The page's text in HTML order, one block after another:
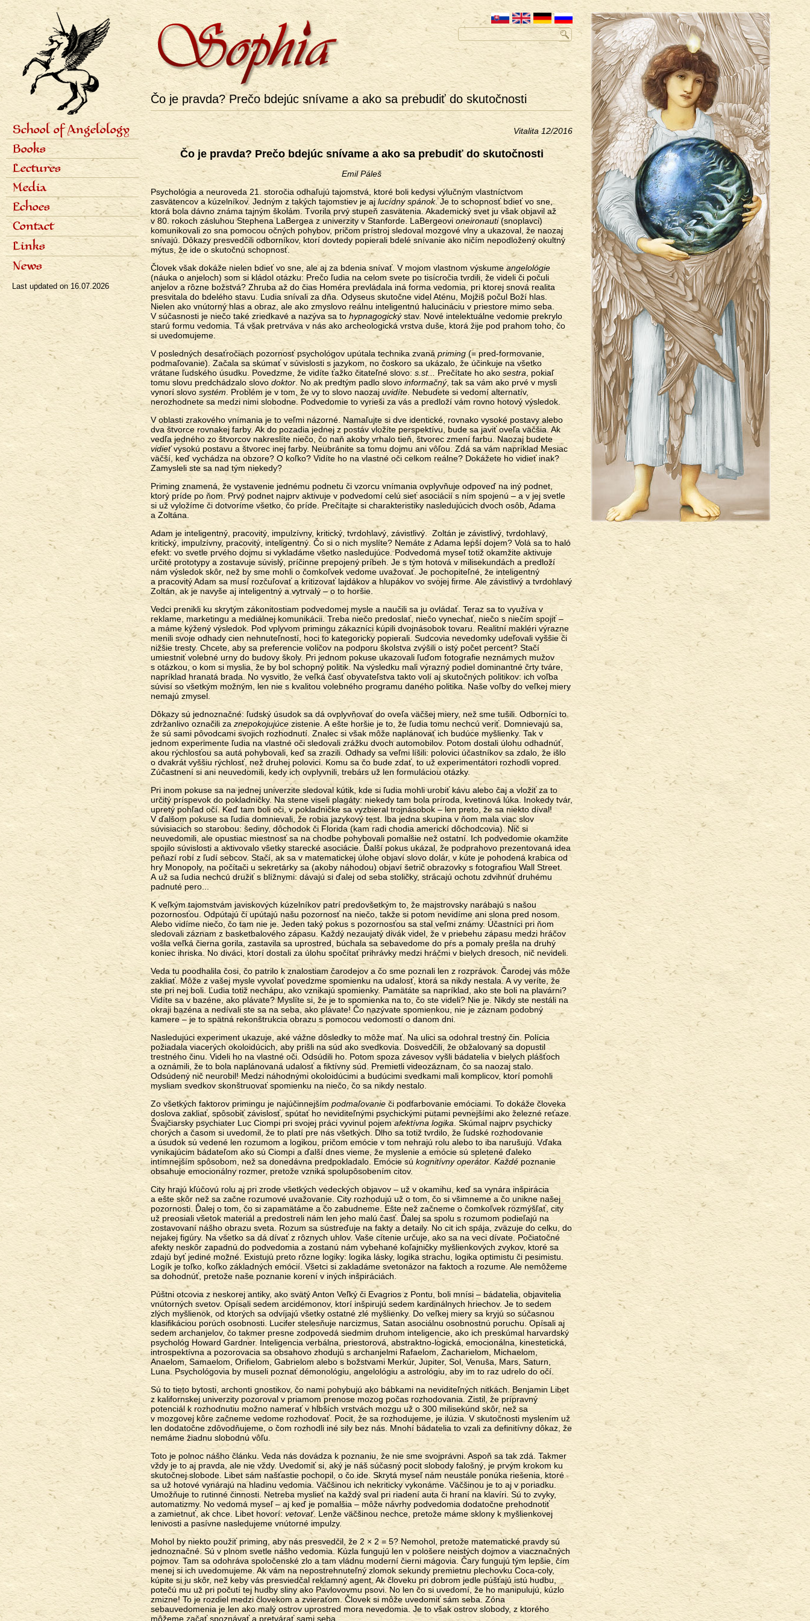
Čo je pravda? Prečo bdejúc snívame a ako sa prebudiť do skutočnosti
Vitalita 12/2016
Čo je pravda? Prečo bdejúc snívame a ako sa prebudiť do skutočnosti
Emil Páleš
Psychológia a neuroveda 21. storočia odhaľujú tajomstvá, ktoré boli kedysi výlučným vlastníctvom
zasvätencov a kúzelníkov. Jedným z takých tajomstiev je aj lucídny spánok. Je to schopnosť bdieť vo sne,
ktorá bola dávno známa tajným školám. Tvorila prvý stupeň zasvätenia. Akademický svet ju však objavil až
v 80. rokoch zásluhou Stephena LaBergea z univerzity v Stanforde. LaBergeovioneironauti(snoplavci)
komunikovali zo sna pomocou očných pohybov, pričom prístroj sledoval mozgové vlny a ukazoval, že naozaj
snívajú. Dôkazy presvedčili odborníkov, ktorí dovtedy popierali bdelé snívanie ako ničím nepodložený okultný
mýtus, že ide o skutočnú schopnosť.
Človek však dokáže nielen bdieť vo sne, ale aj za bdenia snívať. V mojom vlastnom výskume angelológie
(náuka o anjeloch) som si kládol otázku: Prečo ľudia na celom svete po tisícročia tvrdili, že videli či počuli
anjelov a rôzne božstvá? Zhruba až do čias Homéra prevládala iná forma vedomia, pri ktorej snová realita
presvitala do bdelého stavu. Ľudia snívali za dňa. Odyseus skutočne videl Aténu, Mojžiš počul Boží hlas.
Nielen ako vnútorný hlas a obraz, ale ako zmyslovo reálnu inteligentnú halucináciu v priestore mimo seba.
V súčasnosti je niečo také zriedkavé a nazýva sa to hypnagogickýstav. Nové intelektuálne vedomie prekrylo
starú formu vedomia. Tá však pretrváva v nás ako archeologická vrstva duše, ktorá žije pod prahom toho, čo
si uvedomujeme.
V posledných desaťročiach pozornosť psychológov upútala technika zvaná priming(= pred-formovanie,
podmaľovanie). Začala sa skúmať v súvislosti s jazykom, no čoskoro sa ukázalo, že účinkuje na všetko
vrátane ľudského úsudku. Povedzme, že vidíte ťažko čitateľné slovo: s.st... Prečítate ho ako sestra , pokiaľ
tomu slovu predchádzalo slovo doktor . No ak predtým padlo slovo informačný, tak sa vám ako prvé v mysli
vynorí slovosystém . Problém je v tom, že vy to slovo naozaj uvidíte . Nebudete si vedomí alternatív,
nerozhodnete sa medzi nimi slobodne. Podvedomie to vyrieši za vás a predloží vám rovno hotový výsledok.
V oblasti zrakového vnímania je to veľmi názorné. Namaľujte si dve identické, rovnako vysoké postavy alebo
dva štvorce rovnakej farby. Ak do pozadia jednej z postáv vložíte perspektívu, bude sa javiť oveľa väčšia. Ak
vedľa jedného zo štvorcov nakreslíte niečo, čo naň akoby vrhalo tieň, štvorec zmení farbu. Naozaj budete
vidieťvysokú postavu a štvorec inej farby. Neubránite sa tomu dojmu ani vôľou. Zdá sa vám napríklad Mesiac
väčší, keď vychádza na obzore? O koľko? Vidíte ho na vlastné oči celkom reálne? Dokážete ho vidieť inak?
Zamysleli ste sa nad tým niekedy?
Priming znamená, že vystavenie jednému podnetu či vzorcu vnímania ovplyvňuje odpoveď na iný podnet,
ktorý príde po ňom. Prvý podnet najprv aktivuje v podvedomí celú sieť asociácií s ním spojenú – a v jej svetle
si už vyložíme či dotvoríme všetko, čo príde. Prečítajte si charakteristiky nasledujúcich dvoch osôb, Adama
a Zoltána.
Adam je inteligentný, pracovitý, impulzívny, kritický, tvrdohlavý, závistlivý. Zoltán je závistlivý, tvrdohlavý,
kritický, impulzívny, pracovitý, inteligentný. Čo si o nich myslíte? Nemáte z Adama lepší dojem? Volá sa to haló
efekt: vo svetle prvého dojmu si vykladáme všetko nasledujúce. Podvedomá myseľ totiž okamžite aktivuje
určité prototypy a zostavuje súvislý, príčinne prepojený príbeh. Je s tým hotová v milisekundách a predloží
nám výsledok skôr, než by sme mohli o čomkoľvek vedome uvažovať. Je pochopiteľné, že inteligentný
a pracovitý Adam sa musí rozčuľovať a kritizovať lajdákov a hlupákov vo svojej firme. Ale závistlivý a tvrdohlavý
Zoltán, ak je navyše aj inteligentný a vytrvalý – o to horšie.
Vedci prenikli ku skrytým zákonitostiam podvedomej mysle a naučili sa ju ovládať. Teraz sa to využíva v
reklame, marketingu a mediálnej komunikácii. Treba niečo predoslať, niečo vynechať, niečo s niečím spojiť –
a máme kýžený výsledok. Pod vplyvom primingu zákazníci kúpili dvojnásobok tovaru. Realitní makléri výrazne
menili svoje odhady cien nehnuteľností, hoci to kategoricky popierali. Sudcovia nevedomky udeľovali vyššie či
nižšie tresty. Chcete, aby sa preferencie voličov na podporu školstva zvýšili o istý počet percent? Stačí
umiestniť volebné urny do budovy školy. Pri jednom pokuse ukazovali ľuďom fotografie neznámych mužov
s otázkou, o kom si myslia, že by bol schopný politik. Na výsledku mali výrazný podiel dominantné črty tváre,
napríklad hranatá brada. No vysvitlo, že veľká časť obyvateľstva takto volí aj skutočných politikov: ich voľba
súvisí so všetkým možným, len nie s kvalitou volebného programu daného politika. Naše voľby do veľkej miery
nemajú zmysel.
Dôkazy sú jednoznačné: ľudský úsudok sa dá ovplyvňovať do oveľa väčšej miery, než sme tušili. Odborníci to
zdržanlivo označili zaznepokojujúce zistenie. A ešte horšie je to, že ľudia tomu nechcú veriť. Domnievajú sa,
že sú sami pôvodcami svojich rozhodnutí. Znalec si však môže naplánovať ich budúce myšlienky. Tak v
jednom experimente ľudia na vlastné oči sledovali zrážku dvoch automobilov. Potom dostali úlohu odhadnúť,
akou rýchlosťou sa autá pohybovali, keď sa zrazili. Odhady sa veľmi líšili: polovici účastníkov sa zdalo, že išlo
o dvakrát vyššiu rýchlosť, než druhej polovici. Komu sa čo bude zdať, to už experimentátori rozhodli vopred.
Zúčastnení si ani neuvedomili, kedy ich ovplyvnili, trebárs už len formuláciou otázky.
Pri inom pokuse sa na jednej univerzite sledoval kútik, kde si ľudia mohli urobiť kávu alebo čaj a vložiť za to
určitý príspevok do pokladničky. Na stene viseli plagáty: niekedy tam bola príroda, kvetinová lúka. Inokedy tvár,
upretý pohľad očí. Keď tam boli oči, v pokladničke sa vyzbieral trojnásobok – len preto, že sa niekto díval!
V ďalšom pokuse sa ľudia domnievali, že robia jazykový test. Iba jedna skupina v ňom mala viac slov
súvisiacich so starobou: šediny, dôchodok či Florida (kam radi chodia americkí dôchodcovia). Nič si
neuvedomili, ale opustiac miestnosť sa na chodbe pohybovali pomalšie než ostatní. Ich podvedomie okamžite
spojilo súvislosti a aktivovalo všetky starecké asociácie. Ďalší pokus ukázal, že podprahovo prezentovaná idea
peňazí robí z ľudí sebcov. Stačí, ak sa v matematickej úlohe objaví slovo dolár, v kúte je pohodená krabica od
hry Monopoly, na počítači u sekretárky sa (akoby náhodou) objaví šetrič obrazovky s fotografiou Wall Street.
A už sa ľudia nechcú družiť s blížnymi: dávajú si ďalej od seba stoličky, strácajú ochotu zdvihnúť druhému
padnuté pero...
K veľkým tajomstvám javiskových kúzelníkov patrí predovšetkým to, že majstrovsky narábajú s našou
pozornosťou. Odpútajú či upútajú našu pozornosť na niečo, takže si potom nevidíme ani slona pred nosom.
Alebo vidíme niečo, čo tam nie je. Jeden taký pokus s pozornosťou sa stal veľmi známy. Účastníci pri ňom
sledovali záznam z basketbalového zápasu. Každý nezaujatý divák videl, že v priebehu zápasu medzi hráčov
vošla veľká čierna gorila, zastavila sa uprostred, búchala sa sebavedome do pŕs a pomaly prešla na druhý
koniec ihriska. No diváci, ktorí dostali za úlohu spočítať prihrávky medzi hráčmi v bielych dresoch, nič nevideli.
Veda tu poodhalila čosi, čo patrilo k znalostiam čarodejov a čo sme poznali len z rozprávok. Čarodej vás môže
zakliať. Môže z vašej mysle vyvolať povedzme spomienku na udalosť, ktorá sa nikdy nestala. A vy veríte, že
ste pri nej boli. Ľudia totiž nechápu, ako vznikajú spomienky. Pamätáte sa napríklad, ako ste boli na plavárni?
Vidíte sa v bazéne, ako plávate? Myslíte si, že je to spomienka na to, čo ste videli? Nie je. Nikdy ste nestáli na
okraji bazéna a nedívali ste sa na seba, ako plávate! Čo nazývate spomienkou, nie je záznam podobný
kamere – je to spätná rekonštrukcia obrazu s pomocou vedomostí o danom dni.
Nasledujúci experiment ukazuje, aké vážne dôsledky to môže mať. Na ulici sa odohral trestný čin. Polícia
požiadala viacerých okoloidúcich, aby prišli na súd ako svedkovia. Dosvedčili, že obžalovaný sa dopustil
trestného činu. Videli ho na vlastné oči. Odsúdili ho. Potom spoza závesov vyšli bádatelia v bielych plášťoch
a oznámili, že to bola naplánovaná udalosť a fiktívny súd. Premietli videozáznam, čo sa naozaj stalo.
Odsúdený nič neurobil! Medzi náhodnými okoloidúcimi a budúcimi svedkami mali komplicov, ktorí pomohli
mysliam svedkov skonštruovať spomienku na niečo, čo sa nikdy nestalo.
Zo všetkých faktorov primingu je najúčinnejším podmaľovanie či podfarbovanie emóciami. To dokáže človeka
doslova zakliať, spôsobiť závislosť, spútať ho neviditeľnými psychickými putami pevnejšími ako železné reťaze.
Švajčiarsky psychiater Luc Ciompi pri svojej práci vyvinul pojemafektívna logika . Skúmal najprv psychicky
chorých a časom si uvedomil, že to platí pre nás všetkých. Dlho sa totiž tvrdilo, že ľudské rozhodovanie
a úsudok sú vedené len rozumom a logikou, pričom emócie v tom nehrajú rolu alebo to iba narušujú. Vďaka
vynikajúcim bádateľom ako sú Ciompi a ďalší dnes vieme, že myslenie a emócie sú spletené ďaleko
intímnejším spôsobom, než sa donedávna predpokladalo. Emócie sú kognitívny operátor Každépoznanie
obsahuje emocionálny rozmer, pretože vzniká spolupôsobením citov.
City hrajú kľúčovú rolu aj pri zrode všetkých vedeckých objavov – už v okamihu, keď sa vynára inšpirácia
a ešte skôr než sa začne rozumové uvažovanie. City rozhodujú už o tom, čo si všimneme a čo unikne našej
pozornosti. Ďalej o tom, čo si zapamätáme a čo zabudneme. Ešte než začneme o čomkoľvek rozmýšľať, city
už preosiali všetok materiál a predostreli nám len jeho malú časť. Ďalej sa spolu s rozumom podieľajú na
zostavovaní nášho obrazu sveta. Rozum sa sústreďuje na fakty a detaily. No cit ich spája, zväzuje do celku, do
nejakej figúry. Na všetko sa dá dívať z rôznych uhlov. Vaše cítenie určuje, ako sa na veci dívate. Počiatočné
afekty neskôr zapadnú do podvedomia a zostanú nám vybehané koľajničky myšlienkových zvykov, ktoré sa
zdajú byť jediné možné. Existujú preto rôzne logiky: logika lásky, logika strachu, logika optimistu či pesimistu.
Logík je toľko, koľko základných emócií. Všetci si zakladáme svetonázor na faktoch a rozume. Ale nemôžeme
sa dohodnúť, pretože naše poznanie korení v iných inšpiráciách.
Púštni otcovia z neskorej antiky, ako svätý Anton Veľký či Evagrios z Pontu, boli mnísi – bádatelia, objavitelia
vnútorných svetov. Opísali sedem arcidémonov, ktorí inšpirujú sedem kardinálnych hriechov. Je to sedem
zlých myšlienok, od ktorých sa odvíjajú všetky ostatné zlé myšlienky. Do veľkej miery sa kryjú so súčasnou
klasifikáciou porúch osobnosti. Lucifer stelesňuje narcizmus, Satan asociálnu osobnostnú poruchu. Opísali aj
sedem archanjelov, čo takmer presne zodpovedá siedmim druhom inteligencie, ako ich preskúmal harvardský
psychológ Howard Gardner. Inteligencia verbálna, priestorová, abstraktno-logická, emocionálna, kinestetická,
introspektívna a pozorovacia sa obsahovo zhodujú s archanjelmi Rafaelom, Zacharielom, Michaelom,
Anaelom, Samaelom, Orifielom, Gabrielom alebo s božstvami Merkúr, Jupiter, Sol, Venuša, Mars, Saturn,
Luna. Psychológovia by museli poznať démonológiu, angelológiu a astrológiu, aby im to raz udrelo do očí.
Sú to tieto bytosti, archonti gnostikov, čo nami pohybujú ako bábkami na neviditeľných nitkách. Benjamin Libet
z kalifornskej univerzity pozoroval v priamom prenose mozog počas rozhodovania. Zistil, že prípravný
potenciál k rozhodnutiu možno namerať v hlbších vrstvách mozgu už o 300 milisekúnd skôr, než sa
v mozgovej kôre začneme vedome rozhodovať. Pocit, že sa rozhodujeme, je ilúzia. V skutočnosti myslením už
len dodatočne zdôvodňujeme, o čom rozhodli iné sily bez nás. Mnohí bádatelia to vzali za definitívny dôkaz, že
nemáme žiadnu slobodnú vôľu.
Toto je polnoc nášho článku. Veda nás dovádza k poznaniu, že nie sme svojprávni. Aspoň sa tak zdá. Takmer
vždy je to aj pravda, ale nie vždy. Uvedomiť si, aký je náš súčasný pocit slobody falošný, je prvým krokom ku
skutočnej slobode. Libet sám našťastie pochopil, o čo ide. Skrytá myseľ nám neustále ponúka riešenia, ktoré
sa už hotové vynárajú na hladinu vedomia. Väčšinou ich nekriticky vykonáme. Väčšinou je to aj v poriadku.
Umožňuje to rutinné činnosti. Netreba myslieť na každý sval pri riadení auta či hraní na klavíri. Sú to zvyky,
automatizmy. No vedomá myseľ – aj keď je pomalšia – môže návrhy podvedomia dodatočne prehodnotiť
a zamietnuť, ak chce. Libet hovorí: vetovať. Lenže väčšinou nechce, pretože máme sklony k myšlienkovej
lenivosti a pasívne nasledujeme vnútorné impulzy.
Mohol by niekto použiť priming, aby nás presvedčil, že 2 × 2 = 5? Nemohol, pretože matematické pravdy sú
jednoznačné. Sú v plnom svetle nášho vedomia. Kúzla fungujú len v pološere neistých dojmov a viacznačných
pojmov. Tam sa odohráva spoločenské zlo a tam vládnu moderní čierni mágovia. Čary fungujú tým lepšie, čím
menej si ich uvedomujeme. Ak vám na nepostrehnuteľný zlomok sekundy premietnu plechovku Coca-coly,
kúpite si ju skôr, než keby vás presviedčal reklamný agent. Ak človeku pri dobrom jedle púšťajú istú hudbu,
potečú mu už pri počutí tej hudby sliny ako Pavlovovmu psovi. No len čo si uvedomí, že ho manipulujú, kúzlo
zmizne! To je rozdiel medzi človekom a zvieraťom. Človek si môže uvedomiť sám seba. Zóna
sebauvedomenia je len ako malý ostrov uprostred mora nevedomia. Je to však ostrov slobody, z ktorého
môžeme začať spoznávať a pretvárať sami seba.
Primárne
odkazy
eng
School of Angelology
Content of the school
Seven classes
Photo gallery
Books
Seven archangels
Lectures
Schedule of lectures
Records of lectures
Media
Scientific articles
Popular articles
Interviews
Radio
Television
Bibliography
Echoes
Dialogues
Reviews
Awards
Contact
Links
News
Last updated on 16.07.2026